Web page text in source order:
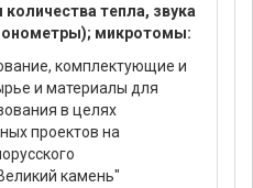
тепла, звука
микротомы:
комплектующие и
и материалы для
в целях
проектов на
камень"